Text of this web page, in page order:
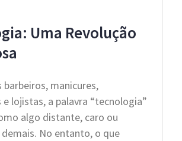
Uma Revolução
barbeiros, manicures,
lojistas, a palavra “tecnologia”
algo distante, caro ou
No entanto, o que